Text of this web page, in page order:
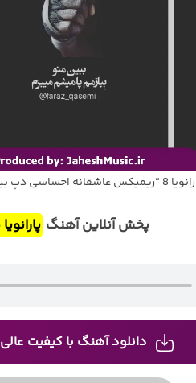
بیس دار” سیرون ویو
پخش آنلاین آهنگ پارانویا 8
دانلود آهنگ با کیفیت عالی